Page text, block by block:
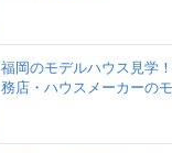
福岡のモデルハウス見学
務店・ハウスメーカーの